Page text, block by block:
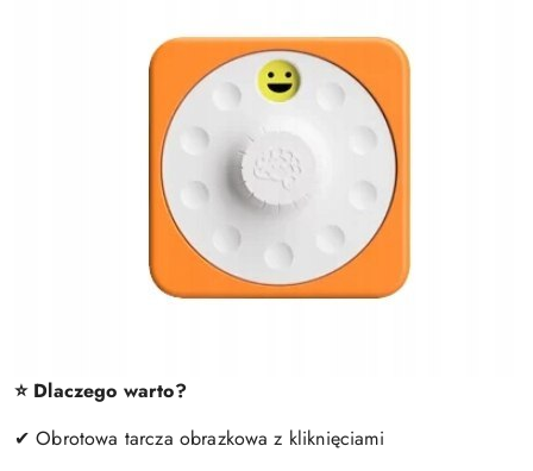
⭐ Dlaczego warto?
✔ Obrotowa tarcza obrazkowa z kliknięciami